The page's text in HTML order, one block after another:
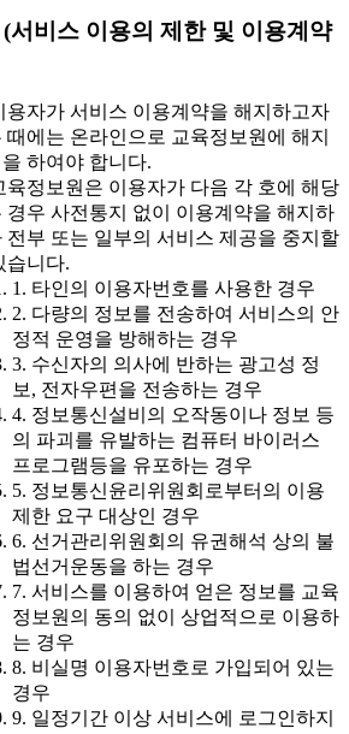
서비스 이용의 제한 및 이용계약
자가 서비스 이용계약을 해지하고자
때에는 온라인으로 교육정보원에 해지
하여야 합니다.
정보원은 이용자가 다음 각 호에 해당
경우 사전통지 없이 이용계약을 해지하
전부 또는 일부의 서비스 제공을 중지할
습니다.
1. 타인의 이용자번호를 사용한 경우
2. 다량의 정보를 전송하여 서비스의 안
정적 운영을 방해하는 경우
3. 수신자의 의사에 반하는 광고성 정
보, 전자우편을 전송하는 경우
4. 정보통신설비의 오작동이나 정보 등
의 파괴를 유발하는 컴퓨터 바이러스
프로그램등을 유포하는 경우
5. 정보통신윤리위원회로부터의 이용
제한 요구 대상인 경우
6. 선거관리위원회의 유권해석 상의 불
법선거운동을 하는 경우
7. 서비스를 이용하여 얻은 정보를 교육
정보원의 동의 없이 상업적으로 이용하
는 경우
8. 비실명 이용자번호로 가입되어 있는
경우
9. 일정기간 이상 서비스에 로그인하지